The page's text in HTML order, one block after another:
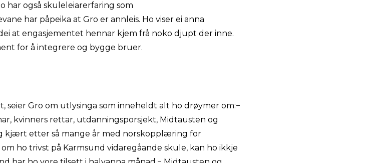
har også skuleleiarerfaring som
har påpeika at Gro er annleis. Ho viser ei anna
at engasjementet hennar kjem frå noko djupt der inne.
for å integrere og bygge bruer.
seier Gro om utlysinga som inneheldt alt ho drøymer om:−
kvinners rettar, utdanningsporsjekt, Midtausten og
kjært etter så mange år med norskopplæring for
ho trivst på Karmsund vidaregåande skule, kan ho ikkje